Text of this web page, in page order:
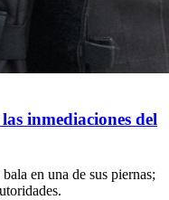
inmediaciones del
en una de sus piernas;